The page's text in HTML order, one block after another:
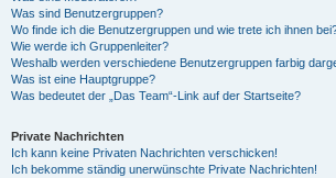
Was sind Benutzergruppen?
Wo finde ich die Benutzergruppen und wie trete ich ihnen
Wie werde ich Gruppenleiter?
Weshalb werden verschiedene Benutzergruppen farbig
Was ist eine Hauptgruppe?
Was bedeutet der „Das Team“-Link auf der Startseite?
Private Nachrichten
Ich kann keine Privaten Nachrichten verschicken!
Ich bekomme ständig unerwünschte Private Nachrichten!